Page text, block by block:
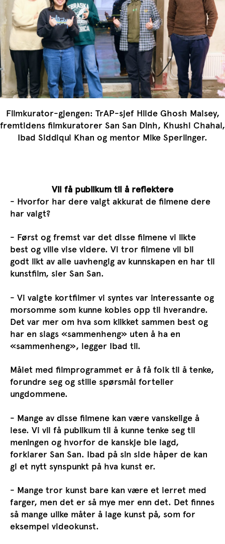
Filmkurator-gjengen: TrAP-sjef Hilde Ghosh Maisey,
fremtidens filmkuratorer San San Dinh, Khushi Chahal,
Ibad Siddiqui Khan og mentor Mike Sperlinger.
Vil få publikum til å reflektere
- Hvorfor har dere valgt akkurat de filmene dere
har valgt?
- Først og fremst var det disse filmene vi likte
best og ville vise videre. Vi tror filmene vil bli
godt likt av alle uavhengig av kunnskapen en har til
kunstfilm, sier San San.
- Vi valgte kortfilmer vi syntes var interessante og
morsomme som kunne kobles opp til hverandre.
Det var mer om hva som klikket sammen best og
har en slags «sammenheng» uten å ha en
«sammenheng», legger Ibad til.
Målet med filmprogrammet er å få folk til å tenke,
forundre seg og stille spørsmål forteller
ungdommene.
- Mange av disse filmene kan være vanskelige å
lese. Vi vil få publikum til å kunne tenke seg til
meningen og hvorfor de kanskje ble lagd,
forklarer San San. Ibad på sin side håper de kan
gi et nytt synspunkt på hva kunst er.
- Mange tror kunst bare kan være et lerret med
farger, men det er så mye mer enn det. Det finnes
så mange ulike måter å lage kunst på, som for
eksempel videokunst.